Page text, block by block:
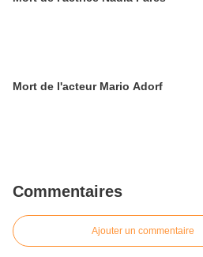
Mort de l'acteur Mario Adorf
Commentaires
Ajouter un commentaire